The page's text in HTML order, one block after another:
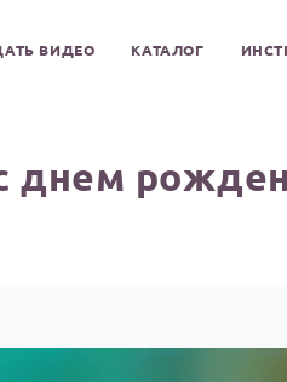
ВИДЕО КАТАЛОГ
днем